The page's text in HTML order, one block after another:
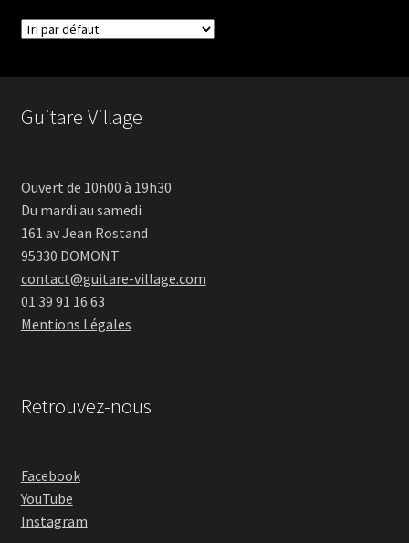
Guitare Village
Ouvert de 10h00 à 19h30
Du mardi au samedi
161 av Jean Rostand
95330 DOMONT
contact@guitare-village.com
01 39 91 16 63
Mentions Légales
Retrouvez-nous
Facebook
YouTube
Instagram